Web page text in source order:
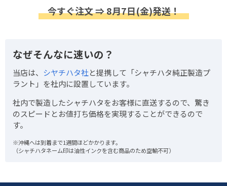
今すぐ注文 ⇒ 8月7日(金)発送！
なぜそんなに速いの？
当店は、 シヤチハタ社と提携して「シャチハタ純正製造プ
ラント」を社内に設置しています。
社内で製造したシャチハタをお客様に直送するので、驚き
のスピードとお値打ち価格を実現することができるので
す。
※沖縄へは到着まで1週間ほどかかります。
（シャチハタネーム印は油性インクを含む商品のため空輸不可）